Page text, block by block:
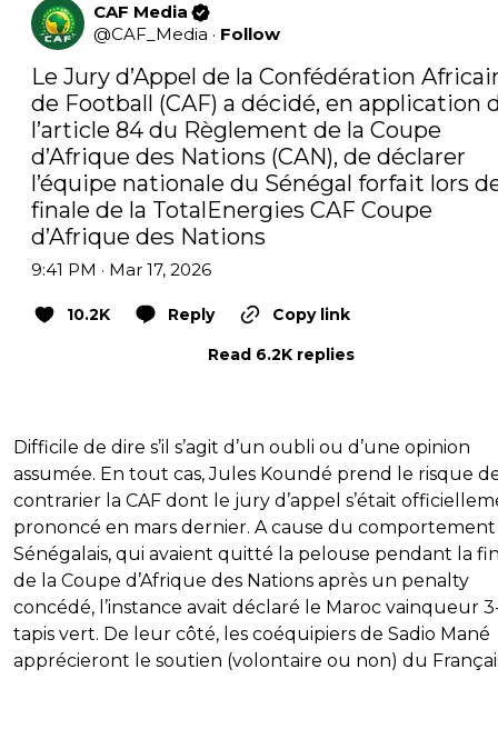
CAF Media
@CAF_Media · Follow
Le Jury d’Appel de la Confédération
de Football (CAF) a décidé, en application
l’article 84 du Règlement de la Coupe
d’Afrique des Nations (CAN), de déclarer
l’équipe nationale du Sénégal forfait lors
finale de la TotalEnergies CAF Coupe
d’Afrique des Nations
9:41 PM · Mar 17, 2026
10.2K Reply
Copy link
Read 6.2K replies
Difficile de dire s’il s’agit d’un oubli ou d’une opinion
assumée. En tout cas, Jules Koundé prend le risque
contrarier la CAF dont le jury d’appel s’était
prononcé en mars dernier. A cause du comportement
Sénégalais, qui avaient quitté la pelouse pendant la
de la Coupe d’Afrique des Nations après un penalty
concédé, l’instance avait déclaré le Maroc vainqueur
tapis vert. De leur côté, les coéquipiers de Sadio Mané
apprécieront le soutien (volontaire ou non) du